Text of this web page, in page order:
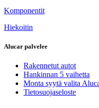
Komponentit
Hiekoitin
Alucar palvelee
Rakennetut autot
Hankinnan 5 vaihetta
Monta syytä valita
Tietosuojaseloste